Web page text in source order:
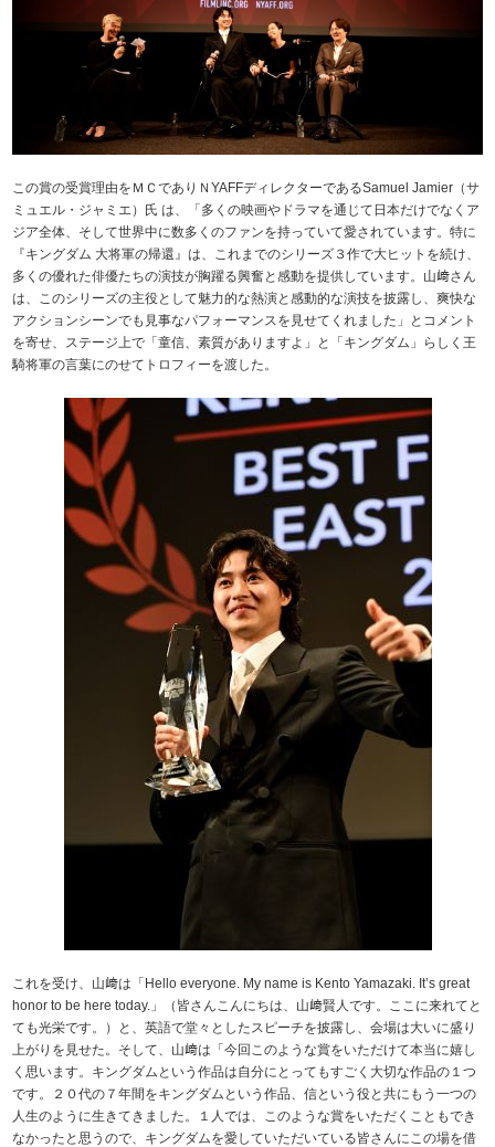
この賞の受賞理由をＭＣでありＮYAFFディレクターであるSamuel Jamier（サ
ミュエル・ジャミエ）氏 は、「多くの映画やドラマを通じて日本だけでなくア
ジア全体、そして世界中に数多くのファンを持っていて愛されています。特に
『キングダム 大将軍の帰還』は、これまでのシリーズ３作で大ヒットを続け、
多くの優れた俳優たちの演技が胸躍る興奮と感動を提供しています。山﨑さん
は、このシリーズの主役として魅力的な熱演と感動的な演技を披露し、爽快な
アクションシーンでも見事なパフォーマンスを見せてくれました」とコメント
を寄せ、ステージ上で「童信、素質がありますよ」と「キングダム」らしく王
騎将軍の言葉にのせてトロフィーを渡した。
これを受け、山﨑は「Hello everyone. My name is Kento Yamazaki. It’s great
honor to be here today.」（皆さんこんにちは、山﨑賢人です。ここに来れてと
ても光栄です。）と、英語で堂々としたスピーチを披露し、会場は大いに盛り
上がりを見せた。そして、山﨑は「今回このような賞をいただけて本当に嬉し
く思います。キングダムという作品は自分にとってもすごく大切な作品の１つ
です。２０代の７年間をキングダムという作品、信という役と共にもう一つの
人生のように生きてきました。１人では、このような賞をいただくこともでき
なかったと思うので、キングダムを愛していただいている皆さんにこの場を借